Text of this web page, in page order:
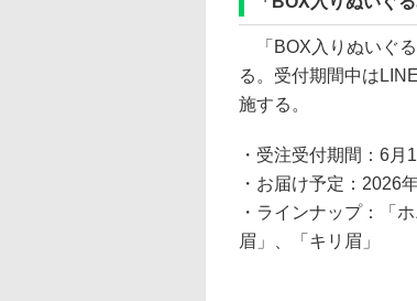
「BOX入りぬいぐ
る。受付期間中は
施する。
・受注受付期間：6
・お届け予定：2026
・ラインナップ：「
眉」、「キリ眉」